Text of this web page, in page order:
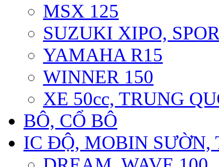
MSX 125
SUZUKI XIPO,
YAMAHA R15
WINNER 150
XE 50cc, TRUNG
BÔ, CỔ BÔ
IC ĐỘ, MOBIN SƯỜN,